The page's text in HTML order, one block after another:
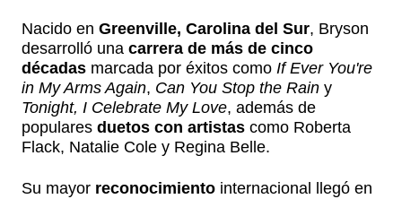
Nacido en Greenville, Carolina del Sur, Bryson
desarrolló una carrera de más de cinco
décadas marcada por éxitos como If Ever You're
in My Arms Again, Can You Stop the Rain y
Tonight, I Celebrate My Love, además de
populares duetos con artistas como Roberta
Flack, Natalie Cole y Regina Belle.
Su mayor reconocimiento internacional llegó en